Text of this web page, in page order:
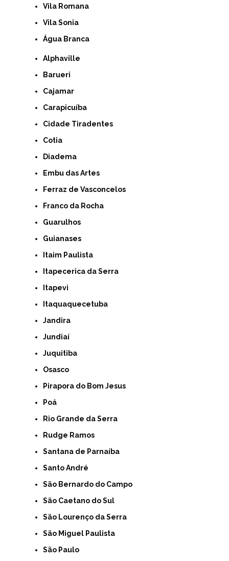
Vila Romana
Vila Sonia
Água Branca
Alphaville
Barueri
Cajamar
Carapicuíba
Cidade Tiradentes
Cotia
Diadema
Embu das Artes
Ferraz de Vasconcelos
Franco da Rocha
Guarulhos
Guianases
Itaim Paulista
Itapecerica da Serra
Itapevi
Itaquaquecetuba
Jandira
Jundiaí
Juquitiba
Osasco
Pirapora do Bom Jesus
Poá
Rio Grande da Serra
Rudge Ramos
Santana de Parnaíba
Santo André
São Bernardo do Campo
São Caetano do Sul
São Lourenço da Serra
São Miguel Paulista
São Paulo